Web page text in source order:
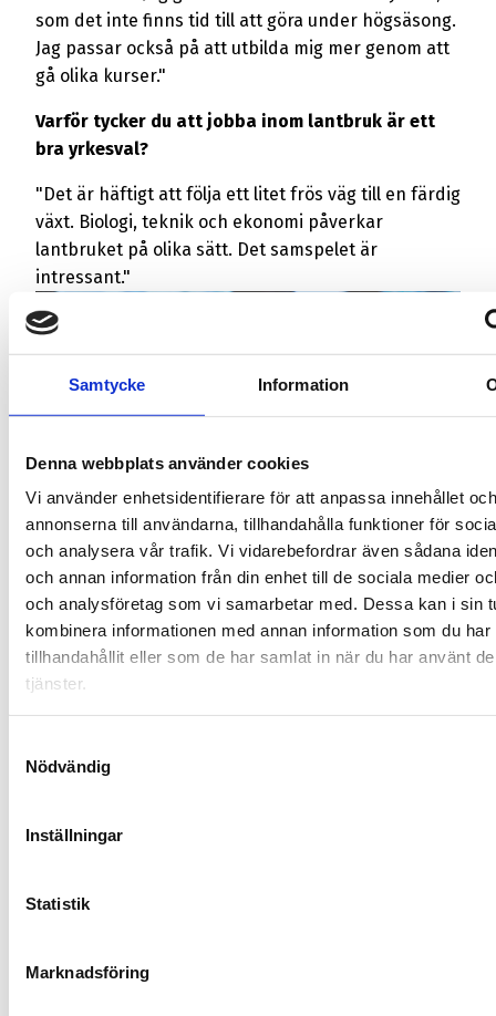
Samtycke Information
Denna webbplats använder cookies
Vi använder enhetsidentifierare för att anpassa innehållet och
annonserna till användarna, tillhandahålla funktioner för
och analysera vår trafik. Vi vidarebefordrar även sådana
och annan information från din enhet till de sociala medier
och analysföretag som vi samarbetar med. Dessa kan i sin
kombinera informationen med annan information som du har
tillhandahållit eller som de har samlat in när du har använt
tjänster.
Nödvändig
Inställningar
Statistik
Marknadsföring
som det inte finns tid till att göra under högsäsong.
Jag passar också på att utbilda mig mer genom att
gå olika kurser."
Varför tycker du att jobba inom lantbruk är ett
bra yrkesval?
"Det är häftigt att följa ett litet frös väg till en färdig
växt. Biologi, teknik och ekonomi påverkar
lantbruket på olika sätt. Det samspelet är
intressant."
"Att vara